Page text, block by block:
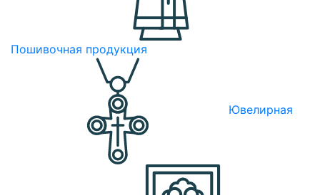
Пошивочная продукция
Ювелирная